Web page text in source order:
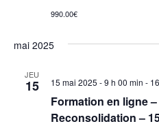
990.00€
mai 2025
JEU
15
Formation en ligne
Reconsolidation –
15 mai 2025 - 9 h 00 min -